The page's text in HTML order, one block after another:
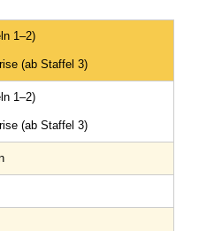
1–2)
(ab Staffel 3)
1–2)
(ab Staffel 3)